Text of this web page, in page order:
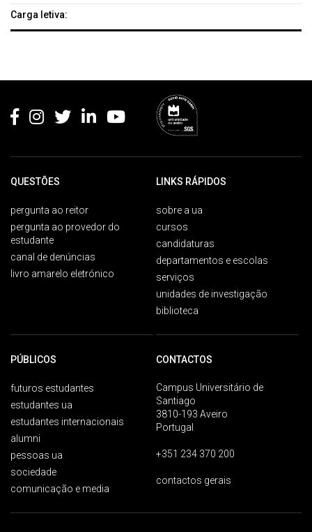
Carga letiva:
QUESTÕES
pergunta ao reitor
pergunta ao provedor do
estudante
canal de denúncias
livro amarelo eletrónico
LINKS RÁPIDOS
sobre a ua
cursos
candidaturas
departamentos e escolas
serviços
unidades de investigação
biblioteca
PÚBLICOS
futuros estudantes
estudantes ua
estudantes internacionais
alumni
pessoas ua
sociedade
comunicação e media
CONTACTOS
Campus Universitário de
Santiago
3810-193 Aveiro
Portugal
+351 234 370 200
contactos gerais